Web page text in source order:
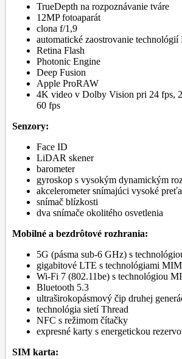
TrueDepth na rozpoznávanie tváre
12MP fotoaparát
clona f/1,9
automatické zaostrovanie technológií
Retina Flash
Photonic Engine
Deep Fusion
Apple ProRAW
4K video v Dolby Vision pri 24 fps,
60 fps
Senzory:
Face ID
LiDAR skener
barometer
gyroskop s vysokým dynamickým
akcelerometer snímajúci vysoké
snímač blízkosti
dva snímače okolitého osvetlenia
Mobilné a bezdrôtové rozhrania:
5G (pásma sub-6 GHz) s
gigabitové LTE s technológiami
Wi-Fi 7 (802.11be) s technológiou
Bluetooth 5.3
ultraširokopásmový čip druhej
technológia sietí Thread
NFC s režimom čítačky
expresné karty s energetickou
SIM karta: